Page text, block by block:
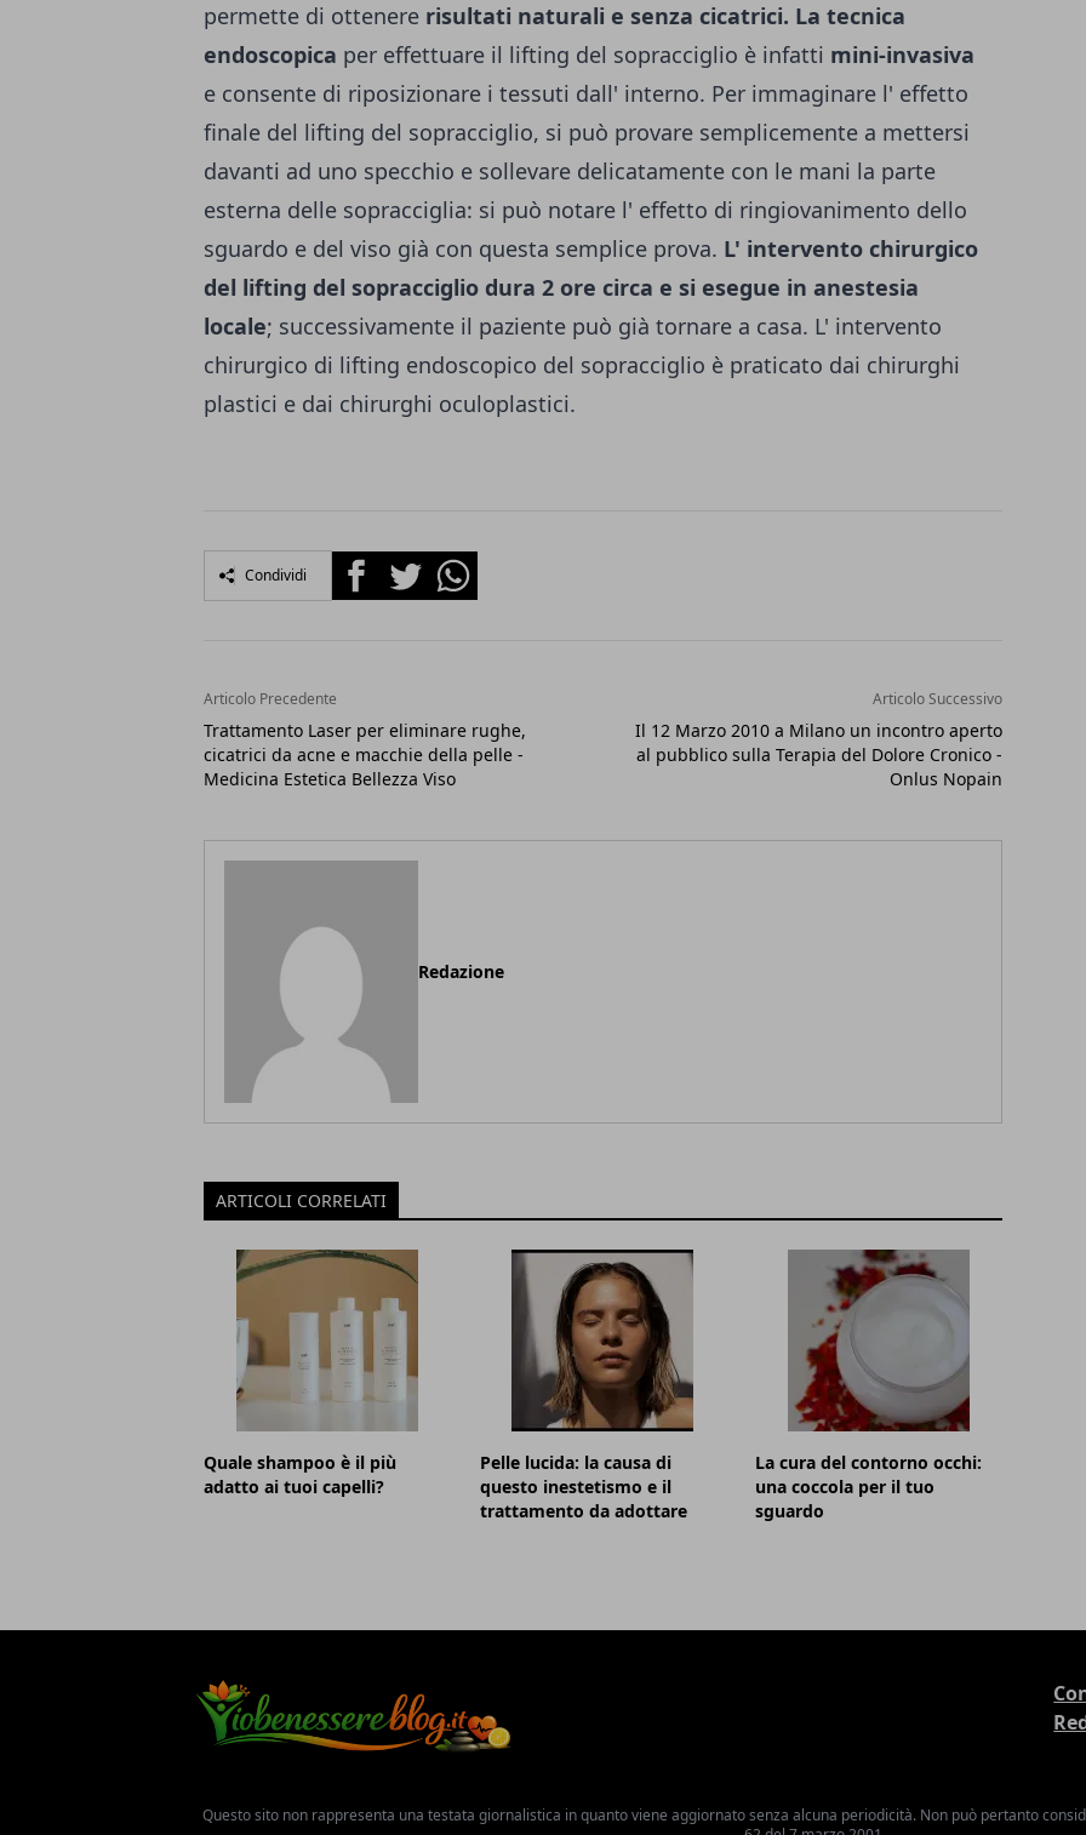
permette di ottenere risultati naturali e senza cicatrici. La tecnica
endoscopica per effettuare il lifting del sopracciglio è infatti mini-invasiva
e consente di riposizionare i tessuti dall' interno. Per immaginare l' effetto
finale del lifting del sopracciglio, si può provare semplicemente a mettersi
davanti ad uno specchio e sollevare delicatamente con le mani la parte
esterna delle sopracciglia: si può notare l' effetto di ringiovanimento dello
sguardo e del viso già con questa semplice prova. L' intervento chirurgico
del lifting del sopracciglio dura 2 ore circa e si esegue in anestesia
locale; successivamente il paziente può già tornare a casa. L' intervento
chirurgico di lifting endoscopico del sopracciglio è praticato dai chirurghi
plastici e dai chirurghi oculoplastici.
Condividi FacebookTwitterWhatsapp
Articolo Precedente
Trattamento Laser per eliminare rughe,
cicatrici da acne e macchie della pelle -
Medicina Estetica Bellezza Viso
Articolo Successivo
Il 12 Marzo 2010 a Milano un incontro aperto
al pubblico sulla Terapia del Dolore Cronico -
Onlus Nopain
Redazione
ARTICOLI CORRELATI
Quale shampoo è il più
adatto ai tuoi capelli?
Pelle lucida: la causa di
questo inestetismo e il
trattamento da adottare
La cura del contorno occhi:
una coccola per il tuo
sguardo
Questo sito non rappresenta una testata giornalistica in quanto viene aggiornato senza alcuna periodicità. Non può pertanto